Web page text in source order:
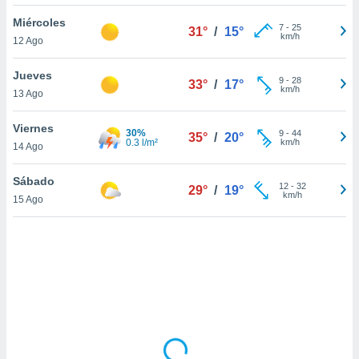
sitio
En
sean
el sitio
ni para
o
Miércoles
12 Ago
31° / 15° 7- 25
km/h
Jueves
13 Ago
33° / 17° 9- 28
km/h
Viernes
14 Ago
30%
0.3 l/m²
35° / 20° 9- 44
km/h
Sábado
15 Ago
29° / 19° 12- 32
km/h